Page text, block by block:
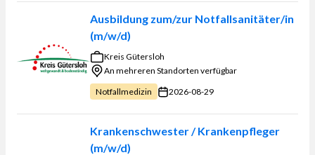
Ausbildung zum/zur Notfallsanitäter/in
(m/w/d)
Kreis Gütersloh
An mehreren Standorten verfügbar
Notfallmedizin
2026-08-29
Krankenschwester / Krankenpfleger
(m/w/d)